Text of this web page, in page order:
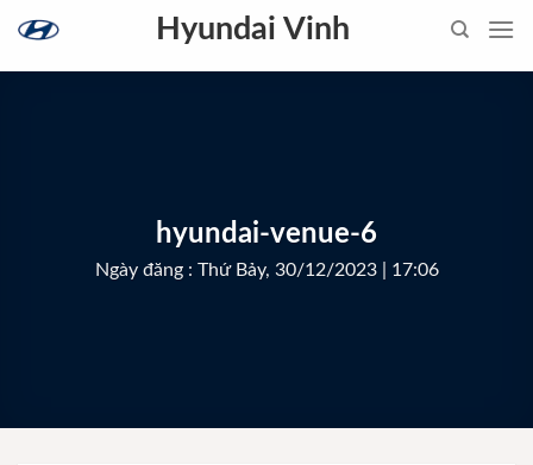
content
Hyundai Vinh
hyundai-venue-6
Ngày đăng : Thứ Bảy, 30/12/2023 | 17:06